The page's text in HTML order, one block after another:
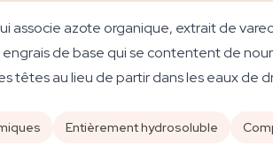
associe azote organique, extrait de
de base qui se contentent de
têtes au lieu de partir dans les eaux de
Entièrement hydrosoluble